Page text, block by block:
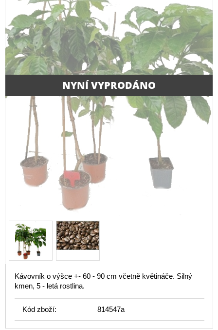
NYNÍ VYPRODÁNO
Kávovník o výšce +- 60 - 90 cm včetně květináče. Silný
kmen, 5 - letá rostlina.
Kód zboží: 814547a